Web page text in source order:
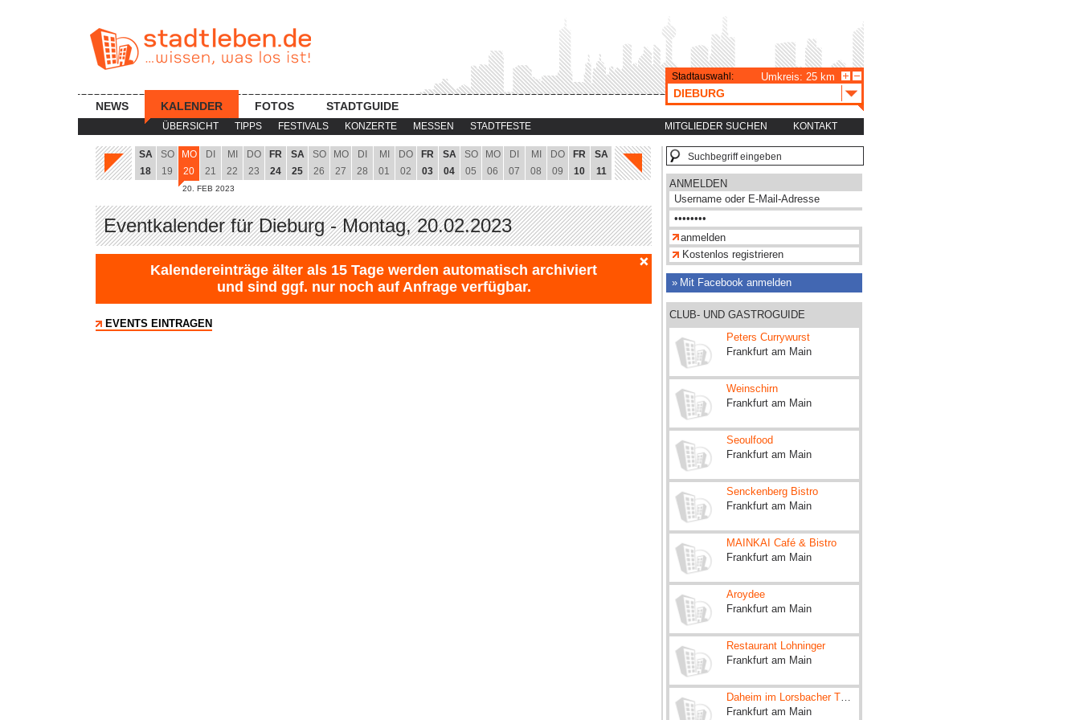
ÜBERSICHT TIPPS FESTIVALS KONZERTE MESSEN STADTFESTE MITGLIEDER SUCHEN KONTAKT
NEWS KALENDER FOTOS STADTGUIDE
Stadtauswahl: Umkreis: 25 km
DIEBURG
SA
18
SO
19
MO
20
20. FEB 2023
DI
21
MI
22
DO
23
FR
24
SA
25
SO
26
MO
27
DI
28
MI
01
DO
02
FR
03
SA
04
SO
05
MO
06
DI
07
MI
08
DO
09
FR
10
SA
11
Eventkalender für Dieburg - Montag, 20.02.2023
Kalendereinträge älter als 15 Tage werden automatisch archiviert
und sind ggf. nur noch auf Anfrage verfügbar.
EVENTS EINTRAGEN
ANMELDEN
Kostenlos registrieren
Mit Facebook anmelden
CLUB- UND GASTROGUIDE
Peters Currywurst
Frankfurt am Main
Weinschirn
Frankfurt am Main
Seoulfood
Frankfurt am Main
Senckenberg Bistro
Frankfurt am Main
MAINKAI Café & Bistro
Frankfurt am Main
Aroydee
Frankfurt am Main
Restaurant Lohninger
Frankfurt am Main
Daheim im Lorsbacher Thal
Frankfurt am Main